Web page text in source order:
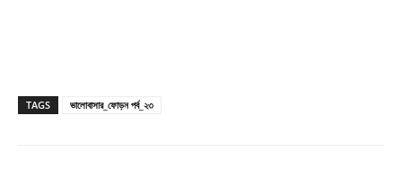
TAGS ভালোবাসার_ফোড়ন পর্ব_২৩